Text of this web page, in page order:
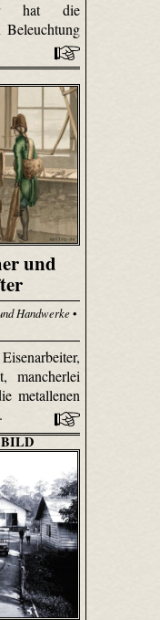
hat die
und
Handwerke•
mancherlei
metallenen
BILD